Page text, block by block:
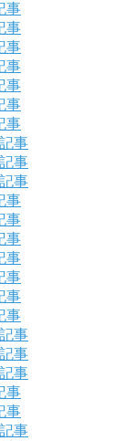
事
事
事
事
事
事
事
事
事
事
事
事
事
事
事
事
事
事
事
事
事
事
事